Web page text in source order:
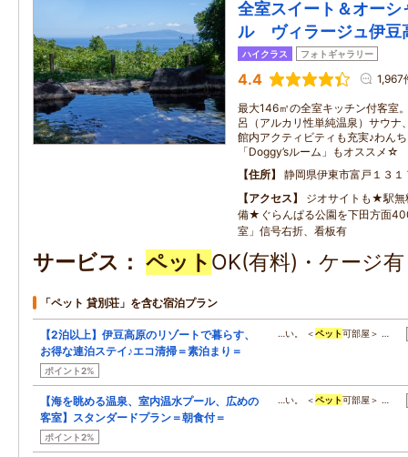
全室スイート＆オーシ
ル ヴィラージュ伊豆
ハイクラス フォトギャラリー
4.4 1,967
最大146㎡の全室キッチン付客室
呂（アルカリ性単純温泉）サウナ
館内アクティビティも充実♪わん
「Doggy’sルーム」もオススメ☆
住所
静岡県伊東市富戸１３１
アクセス
ジオサイトも★駅無
備★ぐらんぱる公園を下田方面
室」信号右折、看板有
サービス ペット OK(有料)・ケージ
「ペット 貸別荘」を含む宿泊プラン
【2泊以上】伊豆高原のリゾートで暮らす、
お得な連泊ステイ♪エコ清掃＝素泊まり＝
ポイント2%
…い。 ＜ペット可部屋＞ …
【海を眺める温泉、室内温水プール、広めの
客室】スタンダードプラン＝朝食付＝
ポイント2%
…い。 ＜ペット可部屋＞ …